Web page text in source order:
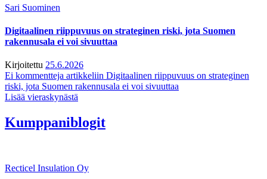
Sari Suominen
Digitaalinen riippuvuus on strateginen riski, jota Suomen
rakennusala ei voi sivuuttaa
Kirjoitettu 25.6.2026
Ei kommentteja artikkeliin Digitaalinen riippuvuus on strateginen
riski, jota Suomen rakennusala ei voi sivuuttaa
Lisää vieraskynästä
Kumppaniblogit
Recticel Insulation Oy